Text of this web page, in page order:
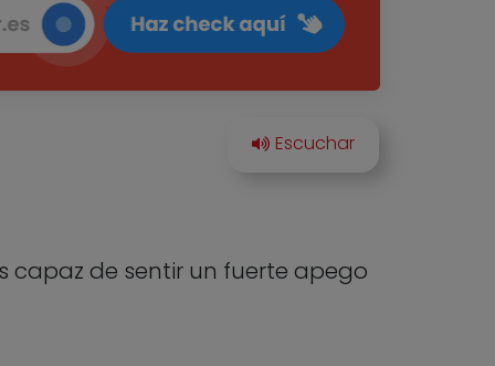
capaz de sentir un fuerte apego